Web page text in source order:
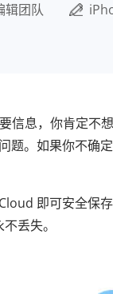
辑团队
信息，你肯定不
题。如果你不确
即可安全保
丢失。